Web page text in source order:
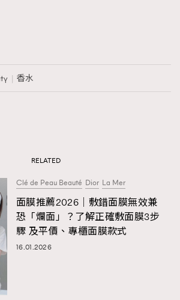
香水
RELATED
Clé de Peau Beauté Dior La Mer
面膜推薦2026｜敷錯面膜無效兼
恐「爛面」？了解正確敷面膜3步
驟 及平價、專櫃面膜款式
16.01.2026